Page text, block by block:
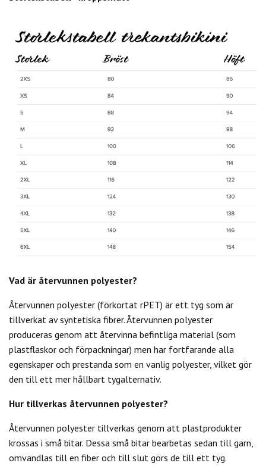
Vad är återvunnen polyester?
Återvunnen polyester (förkortat rPET) är ett tyg som är
tillverkat av syntetiska fibrer. Återvunnen polyester
produceras genom att återvinna befintliga material (som
plastflaskor och förpackningar) men har fortfarande alla
egenskaper och prestanda som en vanlig polyester, vilket gör
den till ett mer hållbart tygalternativ.
Hur tillverkas återvunnen polyester?
Återvunnen polyester tillverkas genom att plastprodukter
krossas i små bitar. Dessa små bitar bearbetas sedan till garn,
omvandlas till en fiber och till slut görs de till ett tyg.